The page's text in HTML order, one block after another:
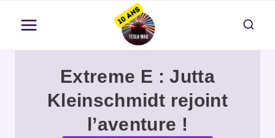
contenu
Extreme E : Jutta
Kleinschmidt rejoint
l’aventure !